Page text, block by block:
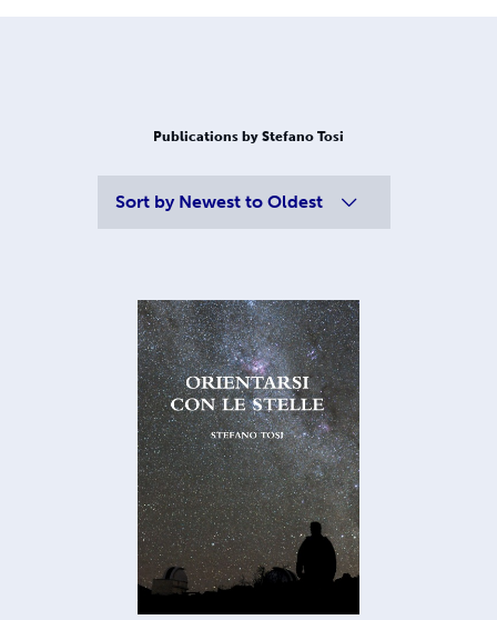
Publications by Stefano Tosi
Sort by Newest to Oldest